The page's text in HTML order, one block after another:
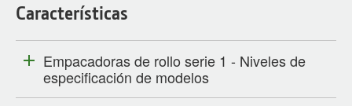
Características
Empacadoras de rollo serie 1 - Niveles de
especificación de modelos